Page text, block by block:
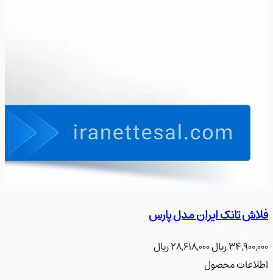
تانک ایران مدل پارس
﷼28,618,000﷼
محصول